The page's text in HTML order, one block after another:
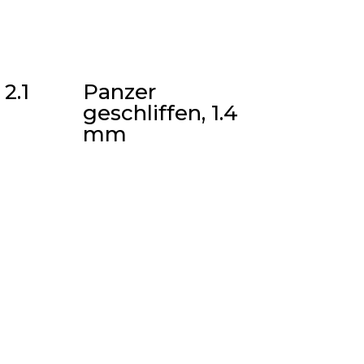
Panzer
geschliffen, 1.4
mm